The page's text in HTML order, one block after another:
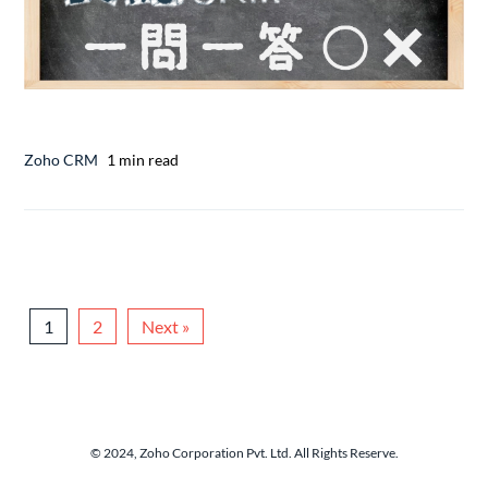
Zoho CRM 1 min read
1 2 Next »
© 2024, Zoho Corporation Pvt. Ltd. All Rights Reserve.